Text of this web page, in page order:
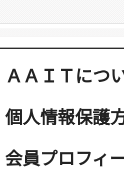
ＡＡＩＴにつ
個人情報保護
会員プロフィ